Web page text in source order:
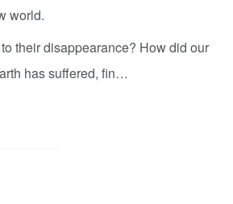
world.
their disappearance? How did our
has suffered, fin…